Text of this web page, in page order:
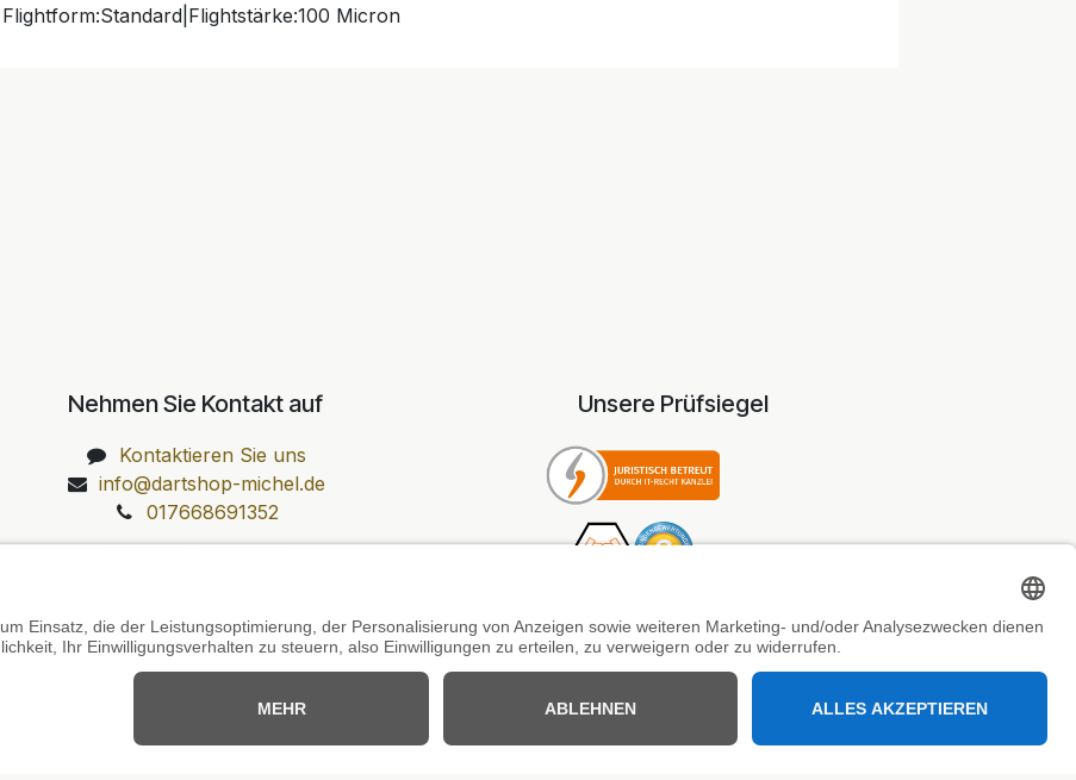
| Flightform:Standard|Flightstärke:100 Micron
Nehmen Sie Kontakt auf
Kontaktieren Sie uns
info@dartshop-michel.de
017668691352
Unsere Prüfsiegel